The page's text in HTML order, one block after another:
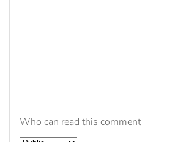
Who can read this comment